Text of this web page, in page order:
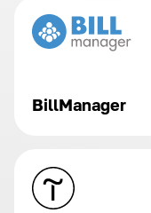
BillManager